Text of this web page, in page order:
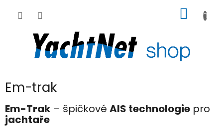
KOŠÍK
Em-trak
Em-Trak – špičkové AIS technologie pro
jachtaře